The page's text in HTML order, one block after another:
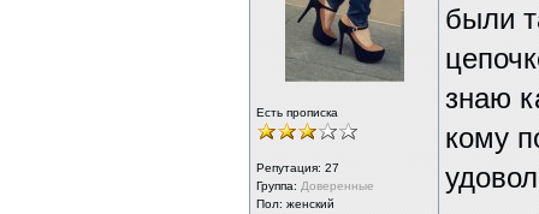
Есть прописка
Репутация: 27
Группа: Доверенные
Пол: женский
были
знаю
кому